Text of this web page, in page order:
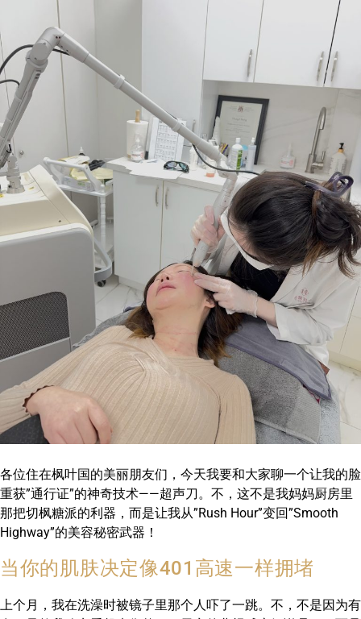
各位住在枫叶国的美丽朋友们，今天我要和大家聊一个让我的脸
重获”通行证”的神奇技术——超声刀。不，这不是我妈妈厨房里
那把切枫糖派的利器，而是让我从”Rush Hour”变回”Smooth
Highway”的美容秘密武器！
当你的肌肤决定像401高速一样拥堵
上个月，我在洗澡时被镜子里那个人吓了一跳。不，不是因为有